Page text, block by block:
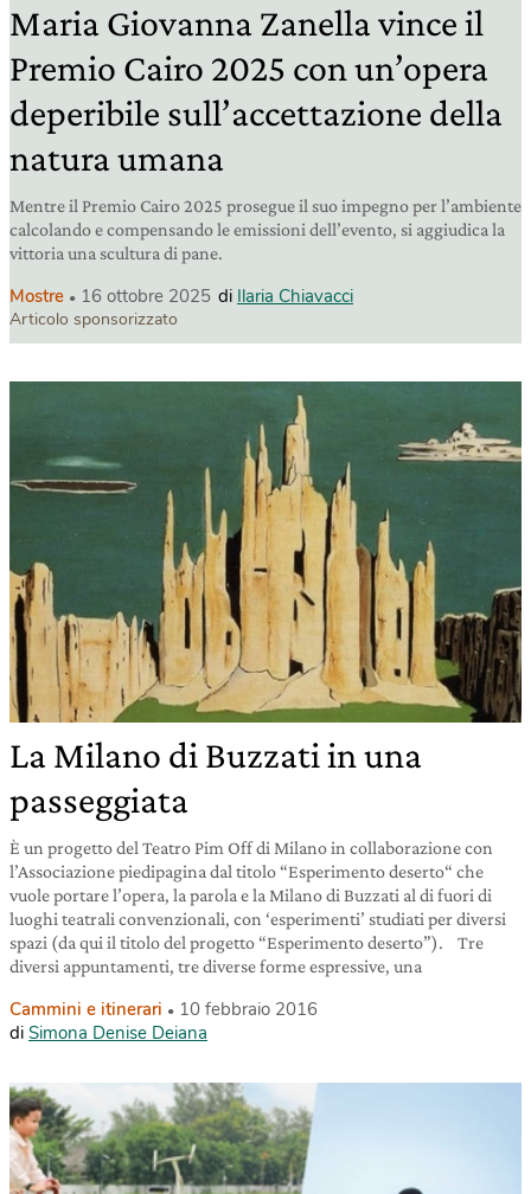
Maria Giovanna Zanella vince il
Premio Cairo 2025 con un’opera
deperibile sull’accettazione della
natura umana
Mentre il Premio Cairo 2025 prosegue il suo impegno per l’ambiente
calcolando e compensando le emissioni dell’evento, si aggiudica la
vittoria una scultura di pane.
Mostre 16 ottobre 2025 di Ilaria Chiavacci
Articolo sponsorizzato
La Milano di Buzzati in una
passeggiata
È un progetto del Teatro Pim Off di Milano in collaborazione con
l’Associazione piedipagina dal titolo “Esperimento deserto“ che
vuole portare l’opera, la parola e la Milano di Buzzati al di fuori di
luoghi teatrali convenzionali, con ‘esperimenti’ studiati per diversi
spazi (da qui il titolo del progetto “Esperimento deserto”). Tre
diversi appuntamenti, tre diverse forme espressive, una
Cammini e itinerari
10 febbraio 2016
di Simona Denise Deiana